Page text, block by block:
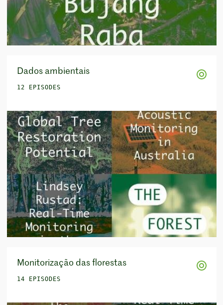
Dados ambientais
12 EPISODES
Monitorização das florestas
14 EPISODES